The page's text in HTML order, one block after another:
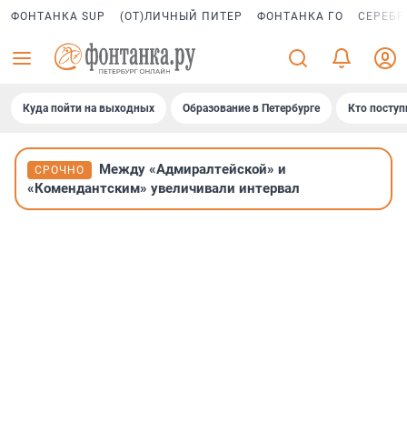
ФОНТАНКА SUP (ОТ)ЛИЧНЫЙ ПИТЕР ФОНТАНКА ГО
Куда пойти на выходных Образование в Петербурге Кто
СРОЧНО
Между «Адмиралтейской» и
«Комендантским» увеличивали интервал